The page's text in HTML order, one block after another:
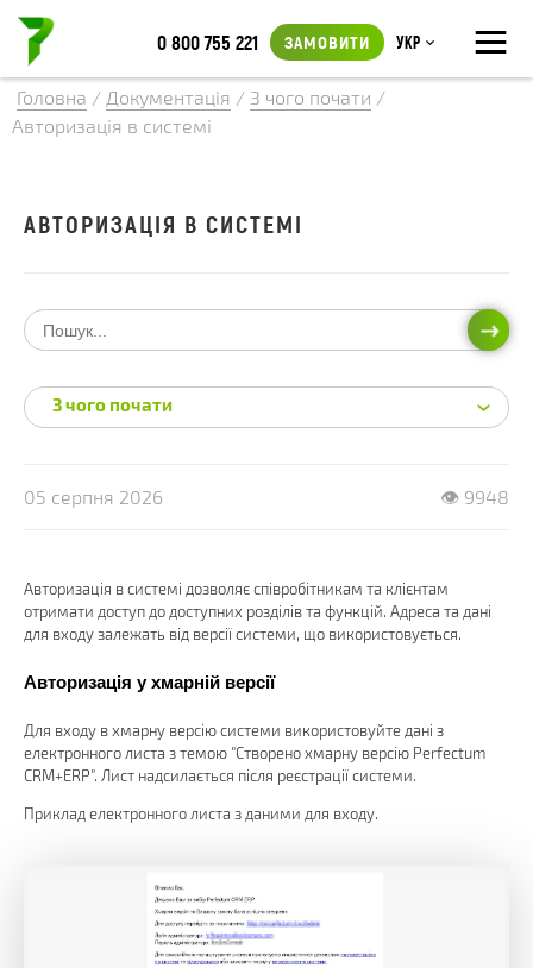
≡
0 800 755 221 ЗАМОВИТИ Укр
Головна / Документація / З чого почати /
Авторизація в системі
05 серпня 2026 👁 9948
Авторизація в системі дозволяє співробітникам та клієнтам
отримати доступ до доступних розділів та функцій. Адреса та дані
для входу залежать від версії системи, що використовується.
Авторизація у хмарній версії
Для входу в хмарну версію системи використовуйте дані з
електронного листа з темою "Створено хмарну версію Perfectum
CRM+ERP". Лист надсилається після реєстрації системи.
Приклад електронного листа з даними для входу.
АВТОРИЗАЦІЯ В СИСТЕМІ
З чого почати